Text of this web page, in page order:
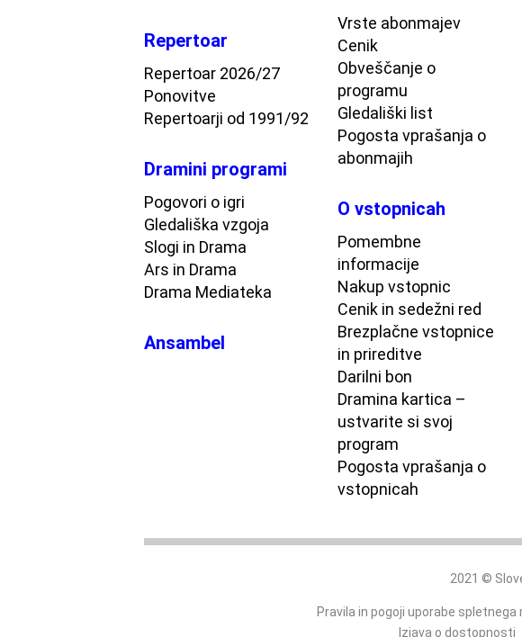
Repertoar
Repertoar 2026/27
Ponovitve
Repertoarji od 1991/92
Dramini programi
Pogovori o igri
Gledališka vzgoja
Slogi in Drama
Ars in Drama
Drama Mediateka
Ansambel
Vrste abonmajev
Cenik
Obveščanje o
programu
Gledališki list
Pogosta vprašanja o
abonmajih
O vstopnicah
Pomembne
informacije
Nakup vstopnic
Cenik in sedežni red
Brezplačne vstopnice
in prireditve
Darilni bon
Dramina kartica –
ustvarite si svoj
program
Pogosta vprašanja o
vstopnicah
2021 ©
Pravila in pogoji uporabe spletnega
Izjava o dostopnosti